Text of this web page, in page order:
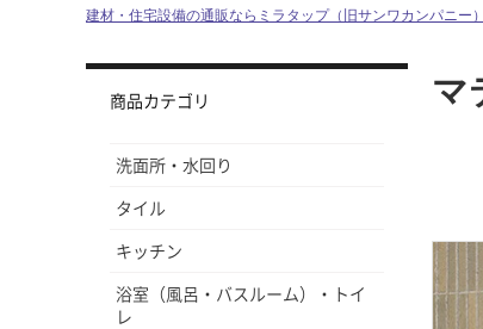
建材・住宅設備の通販ならミラタップ（旧サンワカンパニー）
マ
商品カテゴリ
洗面所・水回り
タイル
キッチン
浴室（風呂・バスルーム）・トイ
レ